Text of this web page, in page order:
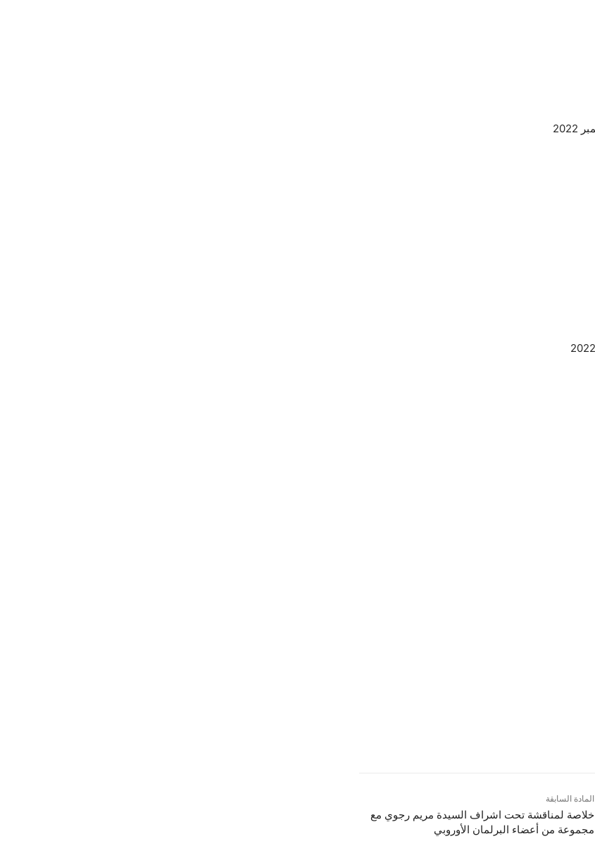
المادة السابقة
خلاصة لمناقشة تحت اشراف السیدة مریم رجوي مع
مجموعة من أعضاء البرلمان الأوروبي